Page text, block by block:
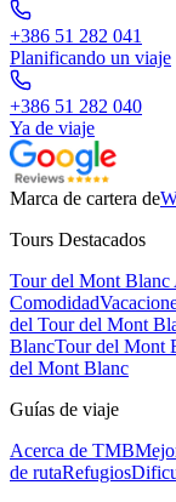
+386 51 282 041
Planificando un viaje
+386 51 282 040
Ya de viaje
Marca de cartera de
Tours Destacados
Tour del Mont Blanc
Comodidad
del Tour del Mont
BlancTour del Mont
del Mont Blanc
Guías de viaje
Acerca de TMB
de rutaRefugios